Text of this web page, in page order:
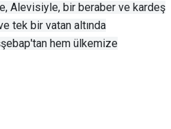
Alevisiyle, bir beraber ve kardeş
tek bir vatan altında
hem ülkemize